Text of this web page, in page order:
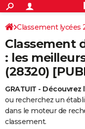
ACTUALITÉS
Politique
Société
Faits Divers
Education
Monde
Villes
+
SPORT
Coupe du monde 2026
Football
Tennis
Cyclisme
Rugby
Forum
CULTURE
Programme TV
TNT
Streaming
Cinéma
Sorties cinéma
Musique
+
FINANCE
Retraite
Impôts
Epargne
Immobilier
Risques naturels par ville
Banque
Assurance
Crédit
AUTO
Essais
Réserver un essai
Citadines
Berlines
SUV
Forum auto
+
HIGH-TECH
Classement lycées
Classement
: les
(28320)
GRATUIT -
ou recherchez un
dans le moteur de
classement.